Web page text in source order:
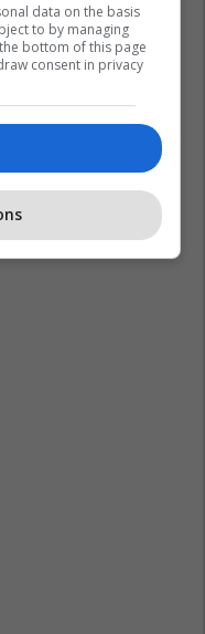
Liqeni I Badocit
data on the basis
to by managing
bottom of this page
consent in privacy